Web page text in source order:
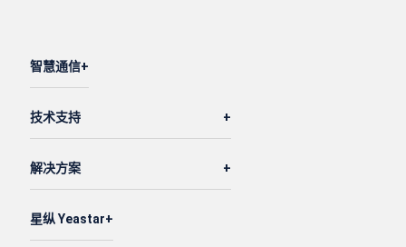
智慧通信
技术支持
解决方案
星纵 Yeastar